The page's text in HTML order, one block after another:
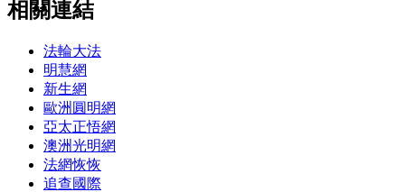
相關連結
法輪大法
明慧網
新生網
歐洲圓明網
亞太正悟網
澳洲光明網
法網恢恢
追查國際